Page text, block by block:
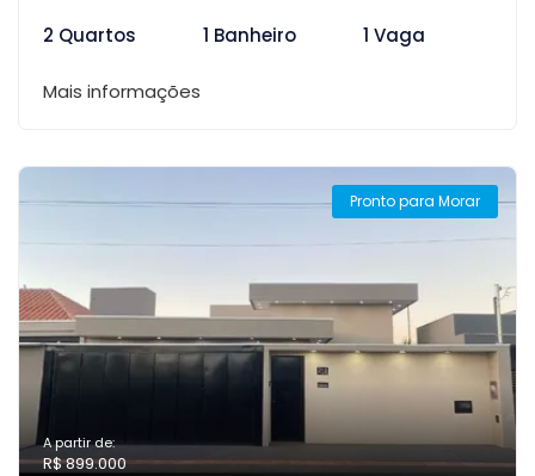
2 Quartos
1 Banheiro 1 Vaga
Mais informações
Pronto para Morar
A partir de:
R$ 899.000